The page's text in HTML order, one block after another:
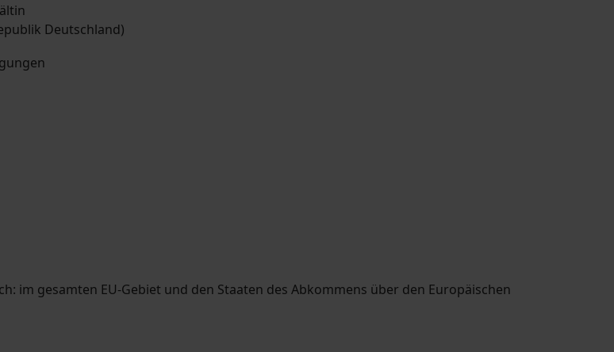
Deutschland)
im gesamten EU-Gebiet und den Staaten des Abkommens über den Europäischen